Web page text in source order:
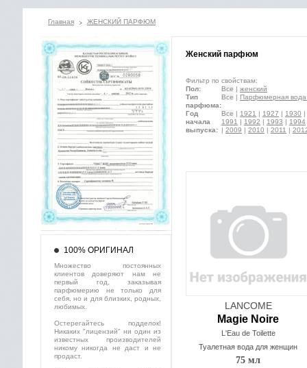
Главная ЖЕНСКИЙ ПАРФЮМ
Женский парфюм
Фильтр по свойствам:
Пол:
Все | женский
Тип
парфюма:
Все | Парфюмерная вода
Год
начала
выпуска:
Все | 1921 | 1927 | 1930 |
1991 | 1992 | 1993 | 1994
| 2009 | 2010 | 2011 |
LANCOME
Magie Noire
L'Eau de Toilette
Туалетная вода для женщин
75 мл
100% ОРИГИНАЛ
Множество постоянных
клиентов доверяют нам не
первый год, заказывая
парфюмерию не только для
себя, но и для близких, родных,
любимых.
Остерегайтесь подделок!
Никаких "лицензий" ни один из
известных производителей
никому никогда не даст и не
продаст.